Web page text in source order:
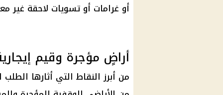
أو غرامات أو تسويات لاحقة غير
أراضٍ مؤجرة وقيم